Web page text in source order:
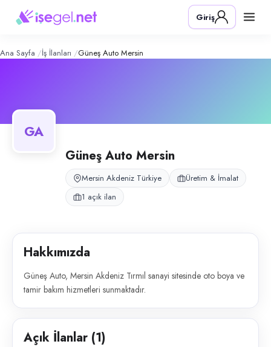
Auto Mersin – Şirket Profili
Konum:
Güneş Auto, Mersin Akdeniz Tırmıl sanayi sitesinde oto boya ve tamir
Giriş
Ana Sayfa İş İlanları Güneş Auto Mersin
GA
Güneş Auto Mersin
Mersin Akdeniz Türkiye
Üretim & İmalat
1 açık ilan
Hakkımızda
Güneş Auto, Mersin Akdeniz Tırmıl sanayi sitesinde oto boya ve
tamir bakım hizmetleri sunmaktadır.
Açık İlanlar (1)